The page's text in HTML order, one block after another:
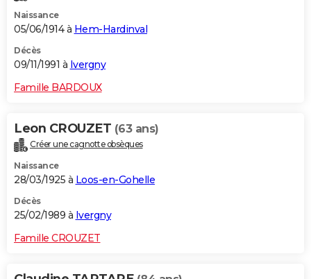
Naissance
05/06/1914 à Hem-Hardinval
Décès
09/11/1991 à Ivergny
Famille BARDOUX
Leon CROUZET (63 ans)
Créer une cagnotte obsèques
Naissance
28/03/1925 à Loos-en-Gohelle
Décès
25/02/1989 à Ivergny
Famille CROUZET